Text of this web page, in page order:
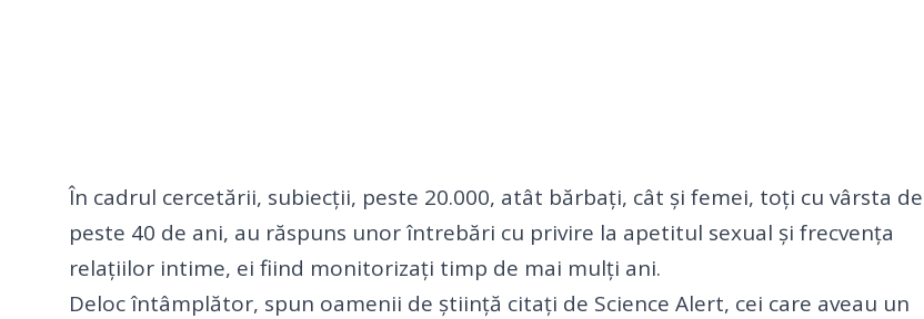
În cadrul cercetării, subiecții, peste 20.000, atât bărbați, cât și femei, toți cu vârsta de
peste 40 de ani, au răspuns unor întrebări cu privire la apetitul sexual și frecvența
relațiilor intime, ei fiind monitorizați timp de mai mulți ani.
Deloc întâmplător, spun oamenii de știință citați de Science Alert, cei care aveau un